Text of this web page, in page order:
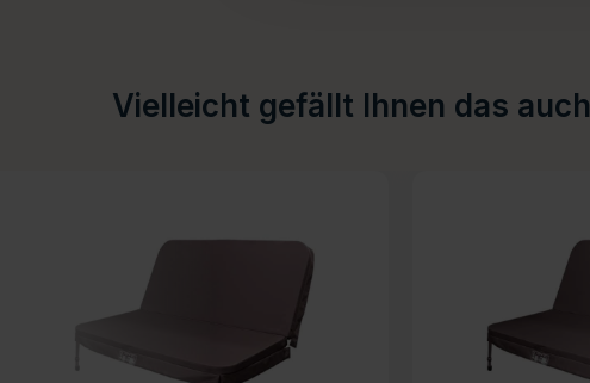
Vielleicht gefällt Ihnen das auch